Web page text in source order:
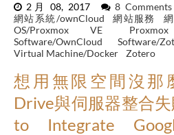
2月 08, 2017 8 Comments
網站系統/ownCloud
網站服務
OS/Proxmox VE
Software/OwnCloud
Software/
Virtual Machine/Docker
Zotero
想用無限空間沒那
Drive與伺服器整合
to Integrate